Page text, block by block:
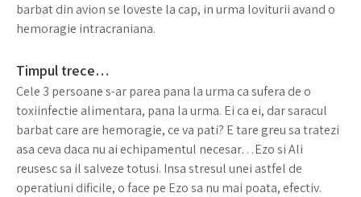
barbat din avion se loveste la cap, in urma loviturii avand o
hemoragie intracraniana.
Timpul trece…
Cele 3 persoane s-ar parea pana la urma ca sufera de o
toxiinfectie alimentara, pana la urma. Ei ca ei, dar saracul
barbat care are hemoragie, ce va pati? E tare greu sa tratezi
asa ceva daca nu ai echipamentul necesar…Ezo si Ali
reusesc sa il salveze totusi. Insa stresul unei astfel de
operatiuni dificile, o face pe Ezo sa nu mai poata, efectiv.